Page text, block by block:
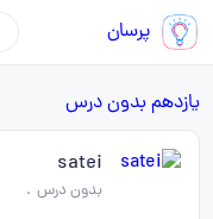
پرسان
یازدهم بدون درس
satei
بدون درس .